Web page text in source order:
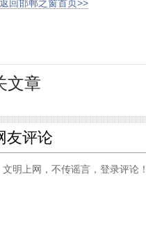
返回邯郸之窗首页>>
文章